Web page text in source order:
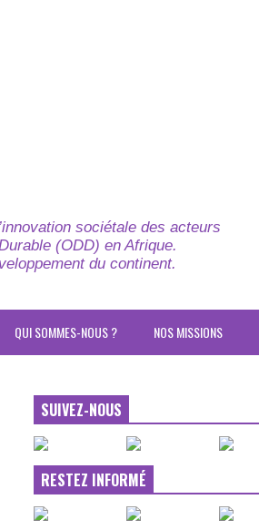
sociétale des acteurs
(ODD) en Afrique.
du continent.
NOS MISSIONS
QUI SOMMES-NOUS ?
SUIVEZ-NOUS
RESTEZ INFORMÉ